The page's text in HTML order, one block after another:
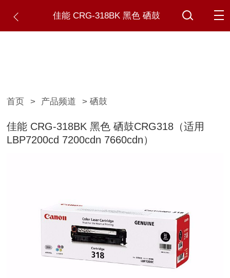
佳能 CRG-318BK 黑色 硒鼓
首页 > 产品频道 > 硒鼓
佳能 CRG-318BK 黑色 硒鼓CRG318（适用
LBP7200cd 7200cdn 7660cdn）